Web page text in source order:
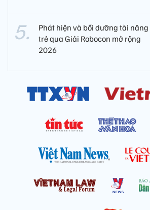
Phát hiện và bồi dưỡng tài năng
trẻ qua Giải Robocon mở rộng
2026